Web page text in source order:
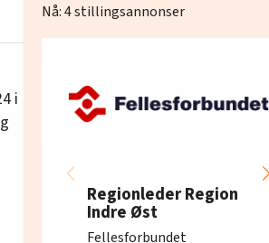
i
Nå:4stillingsannonser
Regionleder Region
Indre Øst
Fellesforbundet